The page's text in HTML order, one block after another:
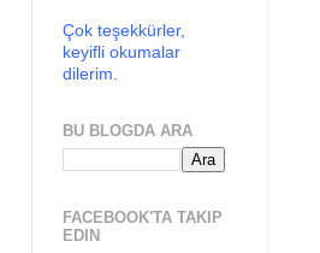
Çok teşekkürler,
keyifli okumalar
dilerim.
BU BLOGDA ARA
FACEBOOK'TA TAKIP
EDIN